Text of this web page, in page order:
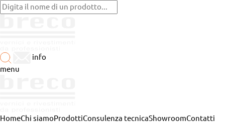
info
menu
HomeChi siamoProdottiConsulenza tecnicaShowroomContatti